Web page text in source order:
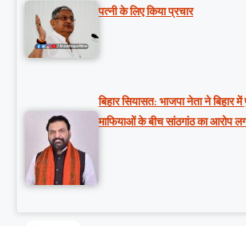
पत्नी के लिए किया प्रचार
बिहार सियासत: भाजपा नेता ने बिहार
माफियाओं के बीच सांठगांठ का आरोप